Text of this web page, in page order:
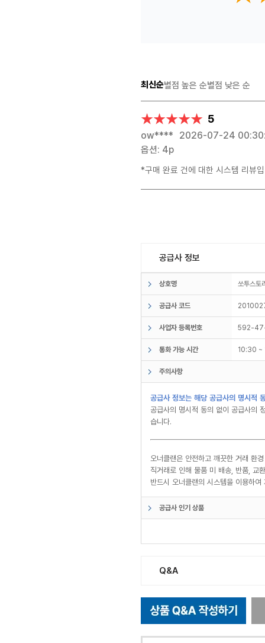
최신순별점 높은 순별점 낮은 순
★★★★★
★★★★★ 5
ow**** 2026-07-24
옵션: 4p
*구매 완료 건에 대한 시스템 리뷰
공급사 정보
상호명 쏘투스
공급사 코드
사업자 등록번호 592-
통화 가능 시간 10:30
주의사항
공급사 정보는 해당 공급사의 명시적
공급사의 명시적 동의 없이 공급사의
습니다.
오너클랜은 안전하고 깨끗한 거래 환
직거래로 인해 물품 미 배송, 반품, 교
반드시 오너클랜의 시스템을 이용하
공급사 인기 상품
Q&A